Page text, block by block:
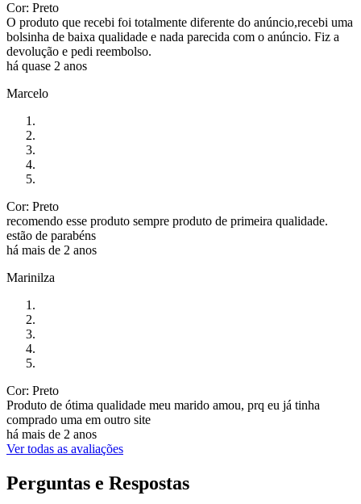
Cor: Preto
O produto que recebi foi totalmente diferente do anúncio,recebi uma
bolsinha de baixa qualidade e nada parecida com o anúncio. Fiz a
devolução e pedi reembolso.
há quase 2 anos
Marcelo
Cor: Preto
recomendo esse produto sempre produto de primeira qualidade.
estão de parabéns
há mais de 2 anos
Marinilza
Cor: Preto
Produto de ótima qualidade meu marido amou, prq eu já tinha
comprado uma em outro site
há mais de 2 anos
Ver todas as avaliações
Perguntas e Respostas